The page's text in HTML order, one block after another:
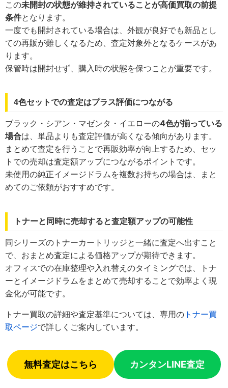
この未開封の状態が維持されていることが高価買取の前提
条件となります。
一度でも開封されている場合は、外観が良好でも新品とし
ての再販が難しくなるため、査定対象外となるケースがあ
ります。
保管時は開封せず、購入時の状態を保つことが重要です。
4色セットでの査定はプラス評価につながる
ブラック・シアン・マゼンタ・イエローの4色が揃っている
場合は、単品よりも査定評価が高くなる傾向があります。
まとめて査定を行うことで再販効率が向上するため、セッ
トでの売却は査定額アップにつながるポイントです。
未使用の純正イメージドラムを複数お持ちの場合は、まと
めてのご依頼がおすすめです。
トナーと同時に売却すると査定額アップの可能性
同シリーズのトナーカートリッジと一緒に査定へ出すこと
で、おまとめ査定による価格アップが期待できます。
オフィスでの在庫整理や入れ替えのタイミングでは、トナ
ーとイメージドラムをまとめて売却することで効率よく現
金化が可能です。
トナー買取の詳細や査定基準については、専用の トナー買
取ページで詳しくご案内しています。
無料査定はこちら カンタンLINE査定